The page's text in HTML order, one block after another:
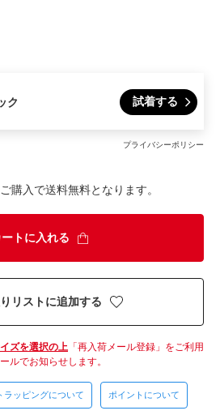
ク 試着する
プライバシーポリシー
購入で送料無料となります。
ートに入れる
リストに追加する
ズを選択の上 「再入荷メール登録」をご利用
ルでお知らせします。
ラッピングについて ポイントについて